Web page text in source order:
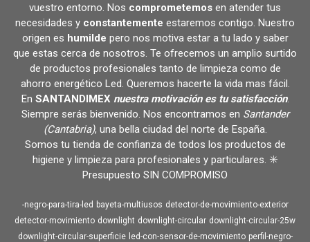
vuestro entorno. Nos comprometemos en atender tus
necesidades y constantemente estaremos contigo. Nuestro
origen es humilde pero nos motiva estar a tu lado y saber
que estas cerca de nosotros. Te ofrecemos un amplio surtido
de productos profesionales tanto de limpieza como de
ahorro energético Led. Queremos hacerte la vida mas fácil.
En SANTANDIMEX nuestra motivación es tu satisfacción.
Siempre serás bienvenido. Nos encontramos en Santander
(Cantabria), una bella ciudad del norte de España.
Somos tu tienda de confianza de todos los productos de
higiene y limpieza para profesionales y particulares. ✳️
Presupuesto SIN COMPROMISO
-negro-para-tira-led bayeta-multiusos detector-de-movimiento-exterior
detector-movimiento downlight downlight-circular downlight-circular-25w
downlight-circular-superficie
led-con-sensor-de-movimiento perfil-negro-